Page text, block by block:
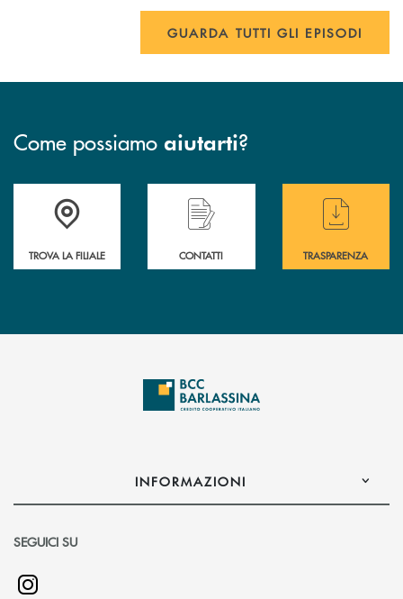
GUARDA TUTTI GLI EPISODI
Come possiamo aiutarti?
Accedi all' elenco completo delle filiali di BCC Barlassina.
TROVA LA FILIALE
Hai bisogno di assistenza immediata ?
CONTATTI
Hai bisogno di
TRASPARENZA
INFORMAZIONI
SEGUICI SU